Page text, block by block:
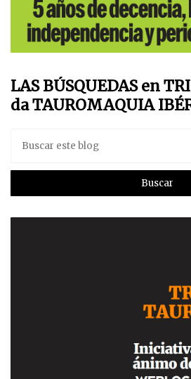
LAS BÚSQUEDAS en
da TAUROMAQUIA